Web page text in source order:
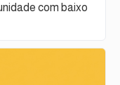
com baixo